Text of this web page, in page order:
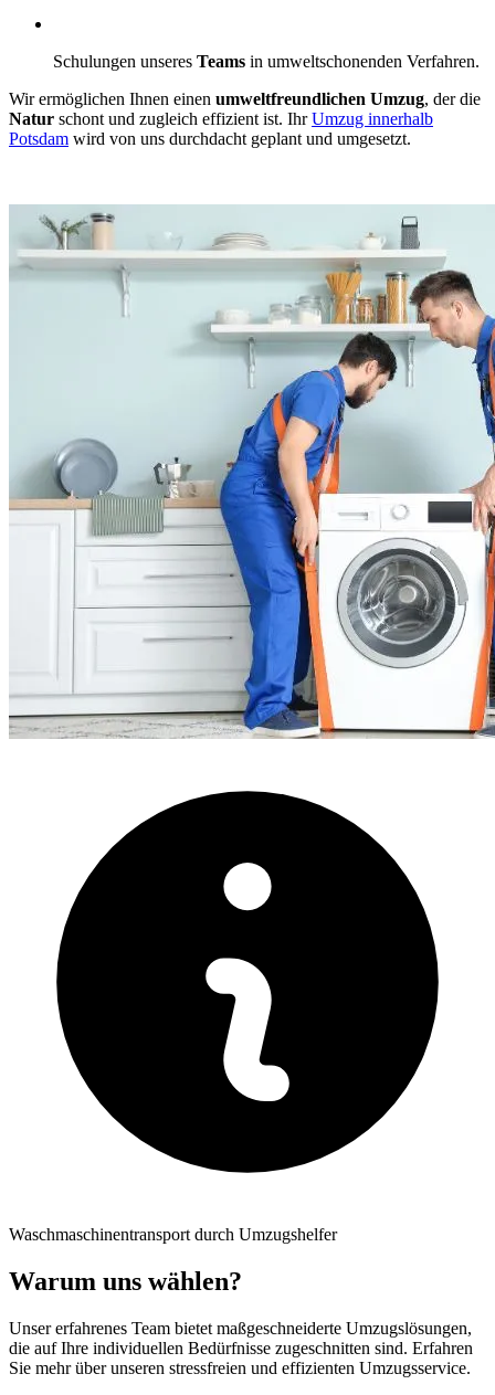
Schulungen unseres Teams in umweltschonenden Verfahren.
Wir ermöglichen Ihnen einen umweltfreundlichen Umzug, der die
Natur schont und zugleich effizient ist. IhrUmzug innerhalb
Potsdam wird von uns durchdacht geplant und umgesetzt.
Waschmaschinentransport durch Umzugshelfer
Warum uns wählen?
Unser erfahrenes Team bietet maßgeschneiderte Umzugslösungen,
die auf Ihre individuellen Bedürfnisse zugeschnitten sind. Erfahren
Sie mehr über unseren stressfreien und effizienten Umzugsservice.